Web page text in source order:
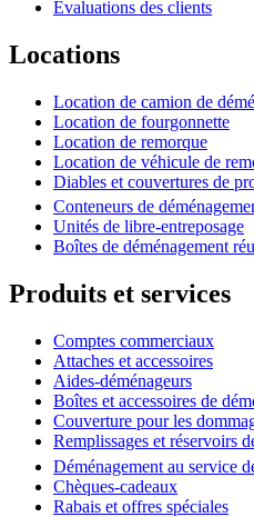
Évaluations des clients
Locations
Location de camion de
Location de fourgonnette
Location de remorque
Location de véhicule de
Diables et couvertures de
Conteneurs de
Unités de libre-entreposage
Boîtes de déménagement
Produits et services
Comptes commerciaux
Attaches et accessoires
Aides-déménageurs
Boîtes et accessoires de
Couverture pour les
Remplissages et réservoirs
Déménagement au service
Chèques-cadeaux
Rabais et offres spéciales